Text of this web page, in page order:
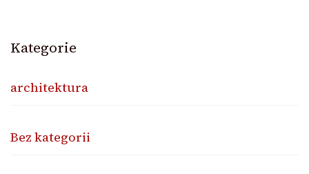
Kategorie
architektura
Bez kategorii